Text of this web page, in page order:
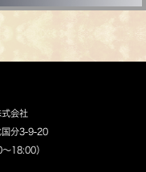
式会社
国分3-9-20
18:00）